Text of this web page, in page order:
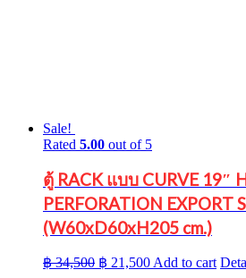
Sale!
Rated 5.00 out of 5
ตู้ RACK แบบ CURVE 19″
PERFORATION EXPORT
(W60xD60xH205 cm.)
฿34,500 Original
฿ 21,500Current
Add to cart